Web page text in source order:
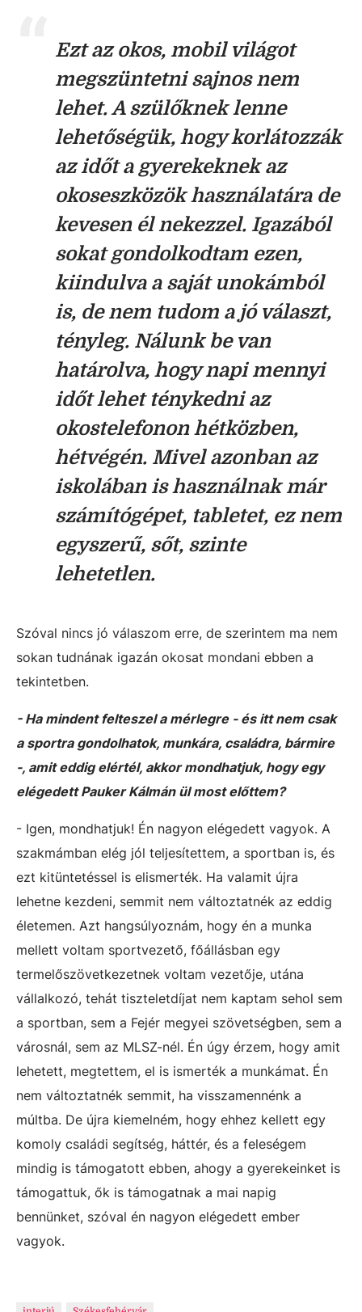
Ezt az okos, mobil világot
megszüntetni sajnos nem
lehet. A szülőknek lenne
lehetőségük, hogy korlátozzák
az időt a gyerekeknek az
okoseszközök használatára de
kevesen él nekezzel. Igazából
sokat gondolkodtam ezen,
kiindulva a saját unokámból
is, de nem tudom a jó választ,
tényleg. Nálunk be van
határolva, hogy napi mennyi
időt lehet ténykedni az
okostelefonon hétközben,
hétvégén. Mivel azonban az
iskolában is használnak már
számítógépet, tabletet, ez nem
egyszerű, sőt, szinte
lehetetlen.
Szóval nincs jó válaszom erre, de szerintem ma nem
sokan tudnának igazán okosat mondani ebben a
tekintetben.
- Ha mindent felteszel a mérlegre - és itt nem csak
a sportra gondolhatok, munkára, családra, bármire
-, amit eddig elértél, akkor mondhatjuk, hogy egy
elégedett Pauker Kálmán ül most előttem?
- Igen, mondhatjuk! Én nagyon elégedett vagyok. A
szakmámban elég jól teljesítettem, a sportban is, és
ezt kitüntetéssel is elismerték. Ha valamit újra
lehetne kezdeni, semmit nem változtatnék az eddig
életemen. Azt hangsúlyoznám, hogy én a munka
mellett voltam sportvezető, főállásban egy
termelőszövetkezetnek voltam vezetője, utána
vállalkozó, tehát tiszteletdíjat nem kaptam sehol sem
a sportban, sem a Fejér megyei szövetségben, sem a
városnál, sem az MLSZ-nél. Én úgy érzem, hogy amit
lehetett, megtettem, el is ismerték a munkámat. Én
nem változtatnék semmit, ha visszamennénk a
múltba. De újra kiemelném, hogy ehhez kellett egy
komoly családi segítség, háttér, és a feleségem
mindig is támogatott ebben, ahogy a gyerekeinket is
támogattuk, ők is támogatnak a mai napig
bennünket, szóval én nagyon elégedett ember
vagyok.